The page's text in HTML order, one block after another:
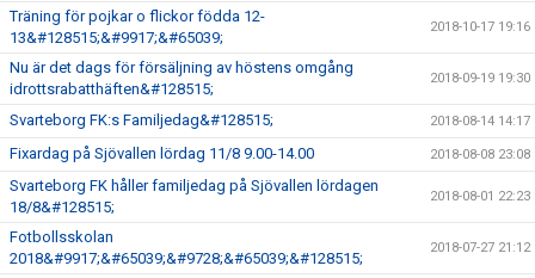
Träning för pojkar o flickor födda 12-
13&#128515;&#9917;&#65039;
2018-10-17 19:16
Nu är det dags för försäljning av höstens omgång
idrottsrabatthäften&#128515;
2018-09-19 19:30
Svarteborg FK:s Familjedag&#128515; 2018-08-14 14:17
Fixardag på Sjövallen lördag 11/8 9.00-14.00 2018-08-08 23:08
Svarteborg FK håller familjedag på Sjövallen lördagen
18/8&#128515;
2018-08-01 22:23
Fotbollsskolan
2018&#9917;&#65039;&#9728;&#65039;&#128515;
2018-07-27 21:12